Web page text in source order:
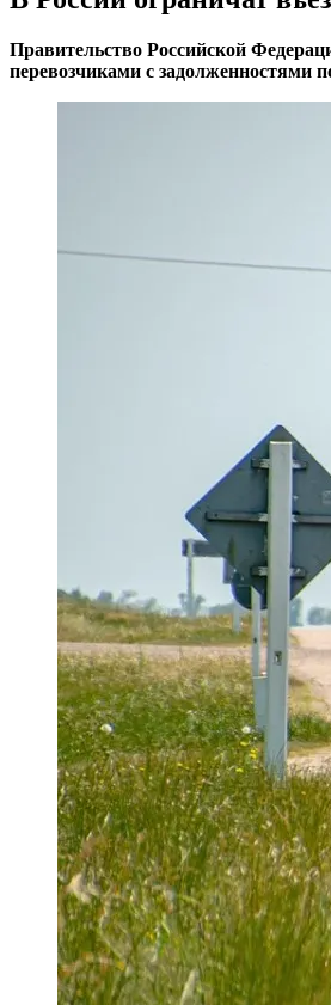
Правительство Российской
перевозчиками с задолженностями